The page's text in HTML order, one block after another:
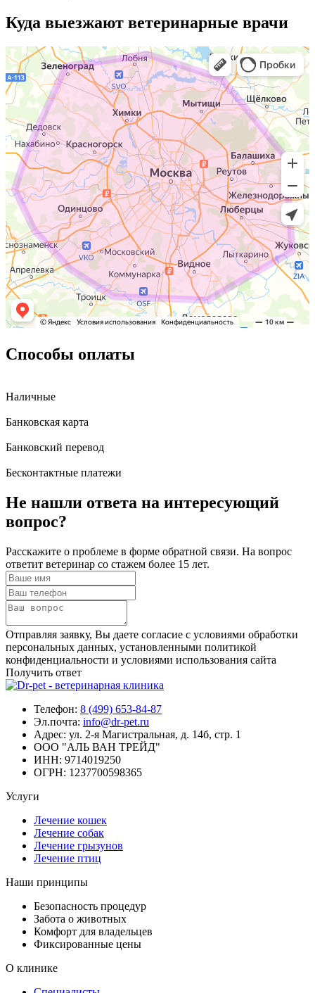
Куда выезжают ветеринарные врачи
Способы оплаты
Наличные
Банковская карта
Банковский перевод
Бесконтактные платежи
Не нашли ответа на интересующий
вопрос?
Расскажите о проблеме в форме обратной связи. На вопрос
ответит ветеринар со стажем более 15 лет.
Отправляя заявку, Вы даете согласие с условиями обработки
персональных данных, установленными политикой
конфиденциальности и условиями использования сайта
Получить ответ
Телефон: 8 (499) 653-84-87
Эл.почта: info@dr-pet.ru
Адрес: ул. 2-я Магистральная, д. 14б, стр. 1
ООО "АЛЬ ВАН ТРЕЙД"
ИНН: 9714019250
ОГРН: 1237700598365
Услуги
Лечение кошек
Лечение собак
Лечение грызунов
Лечение птиц
Наши принципы
Безопасность процедур
Забота о животных
Комфорт для владельцев
Фиксированные цены
О клинике